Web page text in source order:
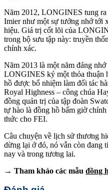
Năm 2012, LONGINES tung
Imier như một sự tưởng nhớ tới
hiệu. Giá trị cốt lõi của
trong bộ sưu tập này: truyền
chính xác.
Năm 2013 là một năm đáng
LONGINES ký một thỏa thuận
hồ được bổ nhiệm làm đối tác
Royal Highness – công chúa
đồng quản trị của tập đoàn
tự hào là đồng hồ bấm giờ
thức cho FEI.
Câu chuyện về lịch sử thương
dừng lại ở đó, nó vẫn còn đang
nay và trong tương lai.
→ Tham khảo các mẫu đồng